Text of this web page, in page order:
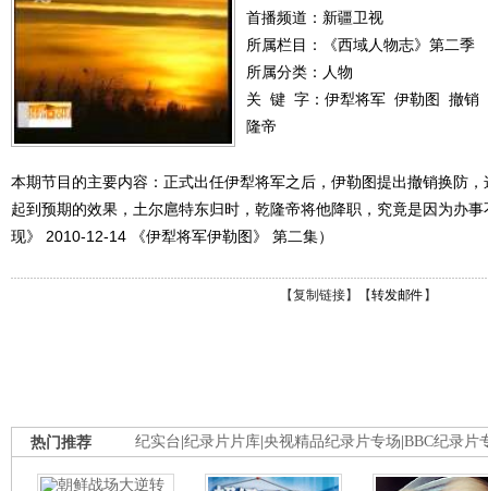
首播频道： 新疆卫视
所属栏目：
《西域人物志》第二季
所属分类：人物
关 键 字： 伊犁将军 伊勒图
撤销
隆帝
本期节目的主要内容：正式出任伊犁将军之后，伊勒图提出撤销换防
起到预期的效果，土尔扈特东归时，乾隆帝将他降职，究竟是因为办
现》 2010-12-14 《伊犁将军伊勒图》 第二集）
【复制链接】【转发邮件 】
纪实台 纪录片片库 央视精品纪录片专场 BBC纪录片
热门推荐